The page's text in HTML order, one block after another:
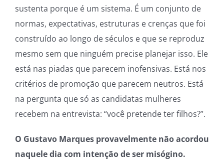
sustenta porque é um sistema. É um conjunto de
normas, expectativas, estruturas e crenças que foi
construído ao longo de séculos e que se reproduz
mesmo sem que ninguém precise planejar isso. Ele
está nas piadas que parecem inofensivas. Está nos
critérios de promoção que parecem neutros. Está
na pergunta que só as candidatas mulheres
recebem na entrevista: “você pretende ter filhos?”.
O Gustavo Marques provavelmente não acordou
naquele dia com intenção de ser misógino.